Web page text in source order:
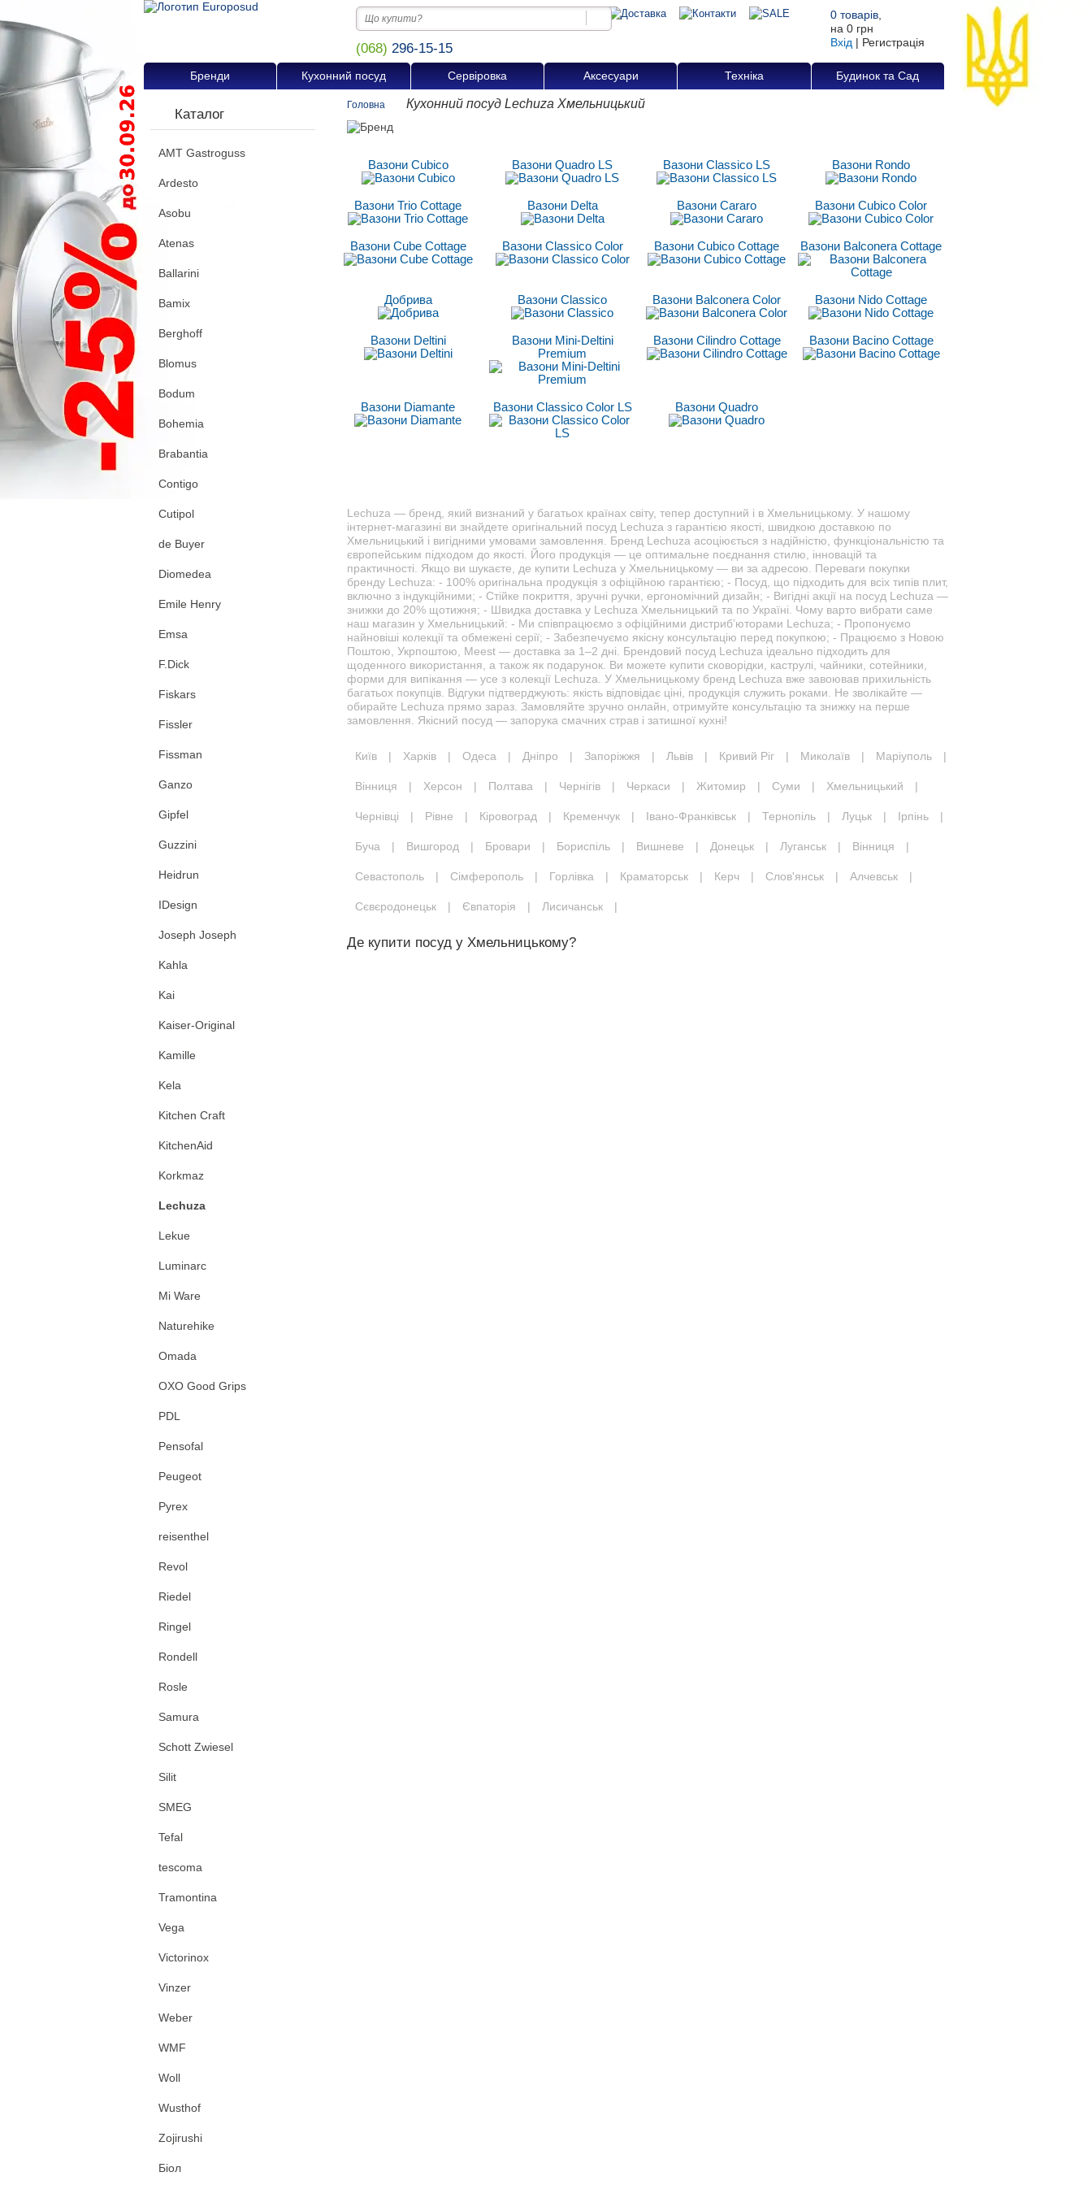
(068) 296-15-15
0 товарів
на 0 грн
Вхід | Регистрація
Бренди Кухонний посуд Сервіровка Аксесуари Техніка Будинок та Сад
Каталог
AMT Gastroguss
Ardesto
Asobu
Atenas
Ballarini
Bamix
Berghoff
Blomus
Bodum
Bohemia
Brabantia
Contigo
Cutipol
de Buyer
Diomedea
Emile Henry
Emsa
F.Dick
Fiskars
Fissler
Fissman
Ganzo
Gipfel
Guzzini
Heidrun
IDesign
Joseph Joseph
Kahla
Kai
Kaiser-Original
Kamille
Kela
Kitchen Craft
KitchenAid
Korkmaz
Lechuza
Lekue
Luminarc
Mi Ware
Naturehike
Omada
OXO Good Grips
PDL
Pensofal
Peugeot
Pyrex
reisenthel
Revol
Riedel
Ringel
Rondell
Rosle
Samura
Schott Zwiesel
Silit
SMEG
Tefal
tescoma
Tramontina
Vega
Victorinox
Vinzer
Weber
WMF
Woll
Wusthof
Zojirushi
Біол
Головна Кухонний посуд Lechuza Хмельницький
Вазони Cubico Вазони Quadro LS Вазони Classico LS Вазони Rondo
Вазони Trio Cottage Вазони Delta Вазони Cararo Вазони Cubico Color
Вазони Cube Cottage Вазони Classico Сolor Вазони Cubico Cottage Вазони Balconera Cottage
Добрива Вазони Classico Вазони Balconera Color Вазони Nido Cottage
Вазони Deltini
Вазони Mini-Deltini
Premium
Вазони Cilindro Cottage Вазони Bacino Cottage
Вазони Diamante Вазони Classico Сolor LS Вазони Quadro
Lechuza — бренд, який визнаний у багатьох країнах світу, тепер доступний і в Хмельницькому. У нашому
інтернет-магазині ви знайдете оригінальний посуд Lechuza з гарантією якості, швидкою доставкою по
Хмельницький і вигідними умовами замовлення. Бренд Lechuza асоціюється з надійністю, функціональністю та
європейським підходом до якості. Його продукція — це оптимальне поєднання стилю, інновацій та
практичності. Якщо ви шукаєте, де купити Lechuza у Хмельницькому — ви за адресою. Переваги покупки
бренду Lechuza: - 100% оригінальна продукція з офіційною гарантією; - Посуд, що підходить для всіх типів плит,
включно з індукційними; - Стійке покриття, зручні ручки, ергономічний дизайн; - Вигідні акції на посуд Lechuza —
знижки до 20% щотижня; - Швидка доставка у Lechuza Хмельницький та по Україні. Чому варто вибрати саме
наш магазин у Хмельницький: - Ми співпрацюємо з офіційними дистриб’юторами Lechuza; - Пропонуємо
найновіші колекції та обмежені серії; - Забезпечуємо якісну консультацію перед покупкою; - Працюємо з Новою
Поштою, Укрпоштою, Meest — доставка за 1–2 дні. Брендовий посуд Lechuza ідеально підходить для
щоденного використання, а також як подарунок. Ви можете купити сковорідки, каструлі, чайники, сотейники,
форми для випікання — усе з колекції Lechuza. У Хмельницькому бренд Lechuza вже завоював прихильність
багатьох покупців. Відгуки підтверджують: якість відповідає ціні, продукція служить роками. Не зволікайте —
обирайте Lechuza прямо зараз. Замовляйте зручно онлайн, отримуйте консультацію та знижку на перше
замовлення. Якісний посуд — запорука смачних страв і затишної кухні!
Київ | Харків | Одеса | Дніпро | Запоріжжя | Львів | Кривий Ріг | Миколаїв | Маріуполь |
Вінниця | Херсон | Полтава | Чернігів | Черкаси | Житомир | Суми | Хмельницький |
Чернівці | Рівне | Кіровоград | Кременчук | Івано-Франківськ | Тернопіль | Луцьк | Ірпінь |
Буча | Вишгород | Бровари | Бориспіль | Вишневе | Донецьк | Луганськ | Вінниця |
Севастополь | Сімферополь | Горлівка | Краматорськ | Керч | Слов'янськ | Алчевськ |
Сєвєродонецьк | Євпаторія | Лисичанськ |
Де купити посуд у Хмельницькому?